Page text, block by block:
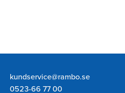
Rambo
AB
kundservice@rambo.se
0523-66 77 00